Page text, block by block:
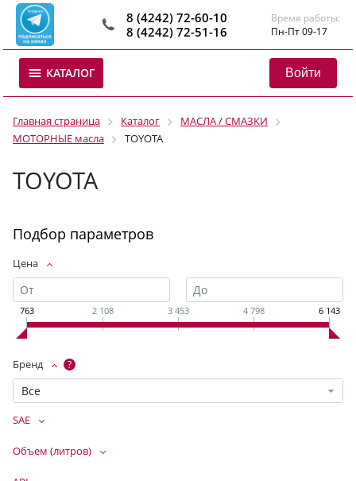
8 (4242) 72-60-10
8 (4242) 72-51-16
Время работы:
Пн-Пт 09-17
КАТАЛОГ Войти
Главная страница Каталог
МАСЛА / СМАЗКИ
МОТОРНЫЕ масла
TOYOTA
TOYOTA
Подбор параметров
Цена
763 2 108 3 453 4 798 6 143
Бренд ?
Все
SAE
Объем (литров)